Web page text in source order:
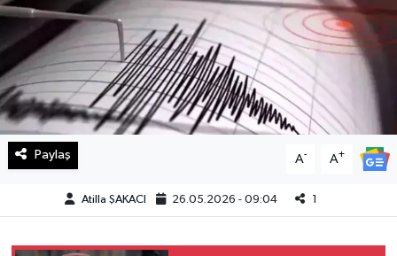
Paylaş A- A+
Atilla ŞAKACI 26.05.2026 - 09:04 1
Manşet Altı
Manşetler
Resmi İlan
Sağlık
Spor